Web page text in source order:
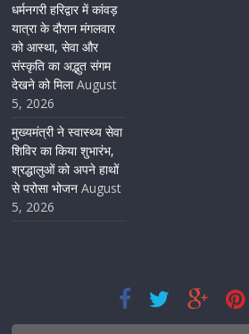
धर्मनगरी हरिद्वार में कांवड़
यात्रा के दौरान मंगलवार
को आस्था, सेवा और
संस्कृति का अद्भुत संगम
देखने को मिला August
5, 2026
मुख्यमंत्री ने स्वास्थ्य सेवा
शिविर का किया शुभारंभ,
श्रद्धालुओं को अपने हाथों
से परोसा भोजन August
5, 2026